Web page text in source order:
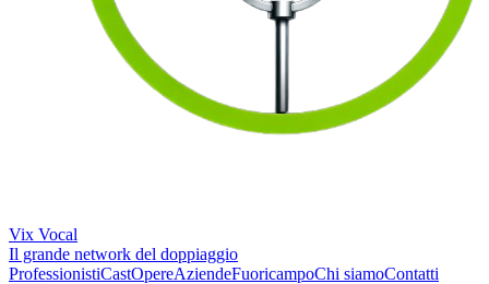
Vix Vocal
Il grande network del doppiaggio
ProfessionistiCastOpereAziendeFuoricampoChi siamoContatti